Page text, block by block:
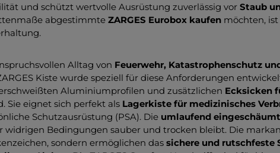
und schützt wertvolle Ausrüstung zuverlässig vor Staub
abgestimmte ZARGES Eurobox kaufen möchten,
Alltag von Feuerwehr, Katastrophenschutz
Kiste wurde speziell für diese Anforderungen
Aluminiumprofilen und zusätzlichen Ecksicken
Sie eignet sich perfekt als Lagerkiste für medizinisches
Schutzausrüstung (PSA). Die umlaufend
widrigen Bedingungen sauber und trocken bleibt. Die
sondern ermöglichen das sichere und rutschfeste